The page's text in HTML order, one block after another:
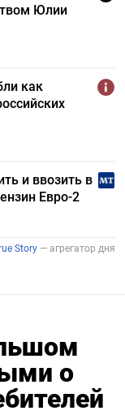
о